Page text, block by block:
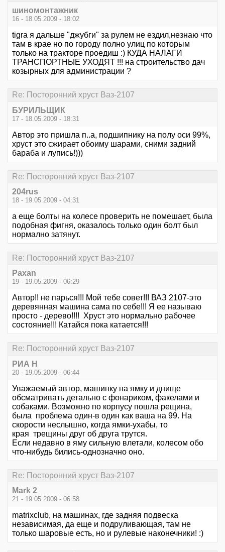
шиномонтажник
16 - 18.05.2009 - 18:02
tigra я дальше "джубги" за рулем не ездил,незнаю что
там в крае но по городу полно улиц по которым
только на тракторе проедиш :) КУДА НАЛАГИ
ТРАНСПОРТНЫЕ УХОДЯТ !!! на строительство дач
козырных для администрации ?
Re: Посторонний хруст Ваз-2107
БУРИЛЬЩИК
17 - 18.05.2009 - 18:31
Автор это пришла п..а, подшипнику на полу оси 99%,
хруст это сжирает обоиму шарами, сними задний
бараба и лупись!)))
Re: Посторонний хруст Ваз-2107
204rus
18 - 19.05.2009 - 04:31
а еще болты на колесе проверить не помешает, была
подобная фигня, оказалось только один болт был
нормално затянут.
Re: Посторонний хруст Ваз-2107
Paxan
19 - 19.05.2009 - 06:29
Автор!! не парься!!! Мой тебе совет!!! ВАЗ 2107-это
деревянная машина сама по себе!!! Я ее называю
просто - дерево!!!! Хруст это нормально рабочее
состояние!!! Катайся пока катается!!!
Re: Посторонний хруст Ваз-2107
РИА Н
20 - 19.05.2009 - 06:44
Уважаемый автор, машинку на ямку и днище
обсматривать детально с фонариком, факелами и
собаками. Возможно по корпусу пошла рещина,
была проблема один-в один как ваша на 99. На
скорости неслышно, когда ямки-ухабы, то
края трещины друг об друга трутся.
Если недавно в яму сильную влетали, колесом обо
что-нибудь бились-однозначно оно.
Re: Посторонний хруст Ваз-2107
Mark 2
21 - 19.05.2009 - 06:58
matrixclub, на машинах, где задняя подвеска
независимая, да еще и подруливающая, там не
только шаровые есть, но и рулевые наконечники! :)